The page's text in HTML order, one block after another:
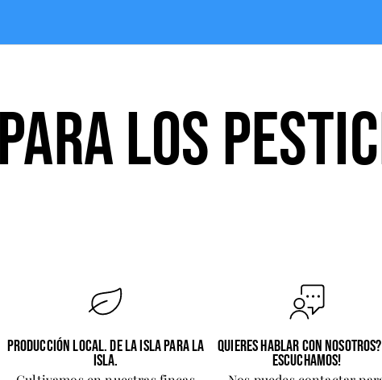
LOS
PRODUCCIÓN LOCAL. DE LA ISLA PARA LA
ISLA.
QUIERES HABLAR CON
ESCUCHAMOS!